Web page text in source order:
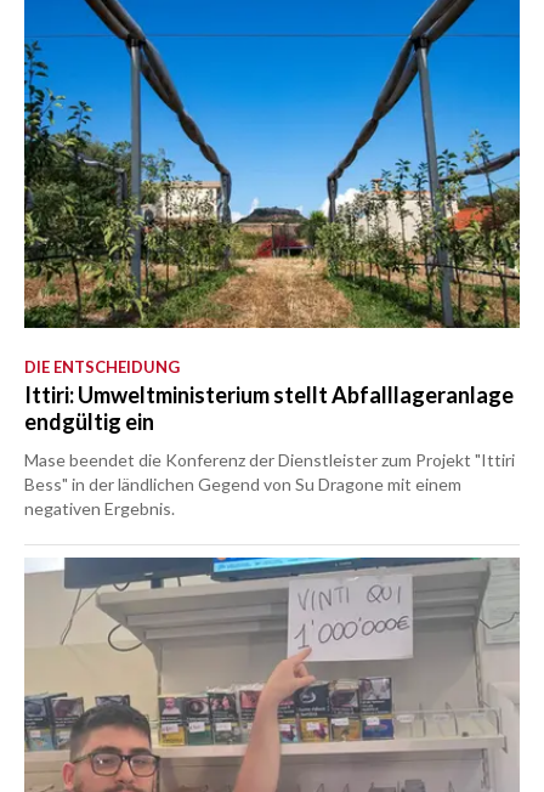
DIE ENTSCHEIDUNG
Ittiri: Umweltministerium stellt Abfalllageranlage
endgültig ein
Mase beendet die Konferenz der Dienstleister zum Projekt "Ittiri
Bess" in der ländlichen Gegend von Su Dragone mit einem
negativen Ergebnis.